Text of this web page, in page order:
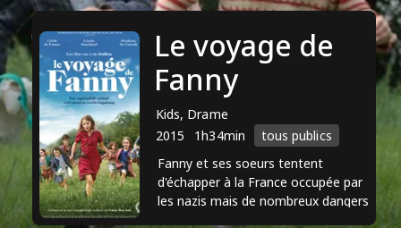
Le voyage de
Fanny
Kids, Drame
2015
1h34min
tous publics
Fanny et ses soeurs tentent
d'échapper à la France occupée par
les nazis mais de nombreux dangers